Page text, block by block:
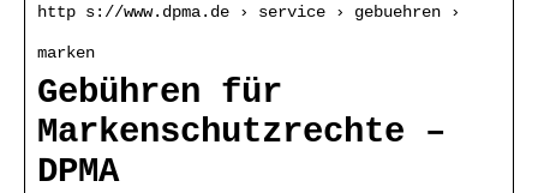
http s://www.dpma.de › service › gebuehren ›
marken
Gebühren für
Markenschutzrechte –
DPMA